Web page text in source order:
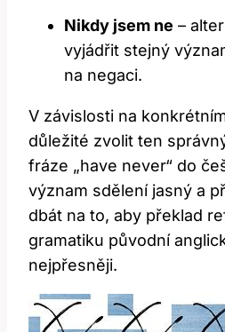
Nikdy jsem ne –
vyjádřit stejný
na negaci.
V závislosti na
důležité zvolit ten
fráze „have never“ do
význam sdělení jasný a
dbát na to, aby překlad
gramatiku původní
nejpřesněji.